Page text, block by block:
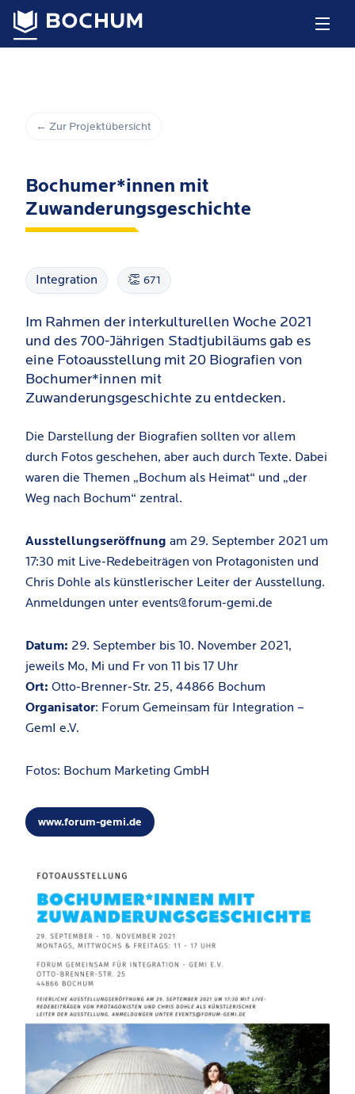
← Zur Projektübersicht
Bochumer*innen mit
Zuwanderungsgeschichte
Integration 👏 671
Im Rahmen der interkulturellen Woche 2021
und des 700-Jährigen Stadtjubiläums gab es
eine Fotoausstellung mit 20 Biografien von
Bochumer*innen mit
Zuwanderungsgeschichte zu entdecken.
Die Darstellung der Biografien sollten vor allem
durch Fotos geschehen, aber auch durch Texte. Dabei
waren die Themen „Bochum als Heimat“ und „der
Weg nach Bochum“ zentral.
Ausstellungseröffnung am 29. September 2021 um
17:30 mit Live-Redebeiträgen von Protagonisten und
Chris Dohle als künstlerischer Leiter der Ausstellung.
Anmeldungen unter events@forum-gemi.de
Datum: 29. September bis 10. November 2021,
jeweils Mo, Mi und Fr von 11 bis 17 Uhr
Ort: Otto-Brenner-Str. 25, 44866 Bochum
Organisator: Forum Gemeinsam für Integration –
GemI e.V.
Fotos: Bochum Marketing GmbH
www.forum-gemi.de